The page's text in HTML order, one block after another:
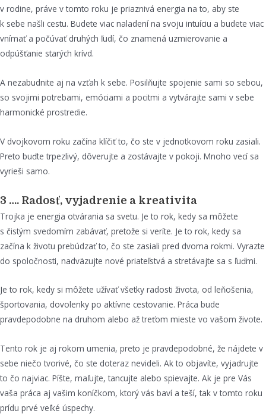
v rodine, práve v tomto roku je priaznivá energia na to, aby ste
k sebe našli cestu. Budete viac naladení na svoju intuíciu a budete viac
vnímať a počúvať druhých ľudí, čo znamená uzmierovanie a
odpúšťanie starých krívd.
A nezabudnite aj na vzťah k sebe. Posilňujte spojenie sami so sebou,
so svojimi potrebami, emóciami a pocitmi a vytvárajte sami v sebe
harmonické prostredie.
V dvojkovom roku začína klíčiť to, čo ste v jednotkovom roku zasiali.
Preto buďte trpezlivý, dôverujte a zostávajte v pokoji. Mnoho vecí sa
vyrieši samo.
3 …. Radosť, vyjadrenie a kreativita
Trojka je energia otvárania sa svetu. Je to rok, kedy sa môžete
s čistým svedomím zabávať, pretože si veríte. Je to rok, kedy sa
začína k životu prebúdzať to, čo ste zasiali pred dvoma rokmi. Vyrazte
do spoločnosti, nadväzujte nové priateľstvá a stretávajte sa s ľuďmi.
Je to rok, kedy si môžete užívať všetky radosti života, od leňošenia,
športovania, dovolenky po aktívne cestovanie. Práca bude
pravdepodobne na druhom alebo až treťom mieste vo vašom živote.
Tento rok je aj rokom umenia, preto je pravdepodobné, že nájdete v
sebe niečo tvorivé, čo ste doteraz nevideli. Ak to objavíte, vyjadrujte
to čo najviac. Píšte, maľujte, tancujte alebo spievajte. Ak je pre Vás
vaša práca aj vašim koníčkom, ktorý vás baví a teší, tak v tomto roku
prídu prvé veľké úspechy.